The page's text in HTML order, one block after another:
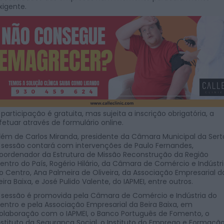
participação é gratuita, mas sujeita a inscrição obrigatória, a
através de formulário online.
de Carlos Miranda, presidente da Câmara Municipal da
contará com intervenções de Paulo Fernandes,
da Estrutura de Missão Reconstrução da Região
do País, Rogério Hilário, da Câmara de Comércio e
Centro, Ana Palmeira de Oliveira, da Associação Empresarial
Baixa, e José Pulido Valente, do IAPMEI, entre outros.
sessão é promovida pela Câmara de Comércio e Indústria do
e pela Associação Empresarial da Beira Baixa, em
com o IAPMEI, o Banco Português de Fomento, o